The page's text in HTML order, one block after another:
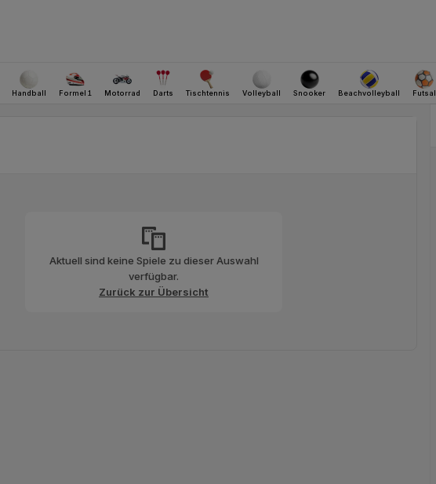
Aktuell sind keine Spiele zu dieser Auswahl
verfügbar.
Zurück zur Übersicht